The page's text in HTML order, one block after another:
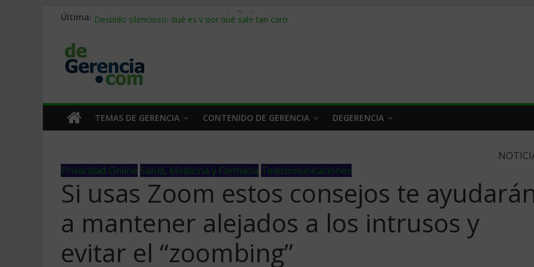
Última: Stablecoins para empresas: cómo pagar y cobrar en 2026
Trabajo forzoso en la cadena de suministro: qué hacer
Mercado hispano de EE. UU.: cómo segmentarlo y venderle
TEMAS DE GERENCIA CONTENIDO DE GERENCIA DEGERENCIA
Privacidad Online Salud, Medicina y Farmacia Telecomunicaciones
Si usas Zoom estos consejos te
a mantener alejados a los intrusos y
evitar el “zoombing”